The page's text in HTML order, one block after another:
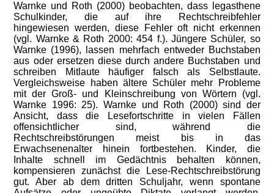
Warnke und Roth (2000) beobachten, dass legasthene
Schulkinder, die auf ihre Rechtschreibfehler
hingewiesen werden, diese Fehler oft nicht erkennen
(vgl. Warnke & Roth 2000: 454 f.). Jüngere Schüler, so
Warnke (1996), lassen mehrfach entweder Buchstaben
aus oder ersetzen diese durch andere Buchstaben und
schreiben Mitlaute häufiger falsch als Selbstlaute.
Vergleichsweise haben ältere Schüler mehr Probleme
mit der Groß- und Kleinschreibung von Wörtern (vgl.
Warnke 1996: 25). Warnke und Roth (2000) sind der
Ansicht, dass die Lesefortschritte in vielen Fällen
offensichtlicher sind, während die
Rechtschreibstörungen meist bis in das
Erwachsenenalter hinein fortbestehen. Kinder, die
Inhalte schnell im Gedächtnis behalten können,
kompensieren zunächst die Lese-Rechtschreibstörung
gut. Aber ab dem dritten Schuljahr, wenn spontane